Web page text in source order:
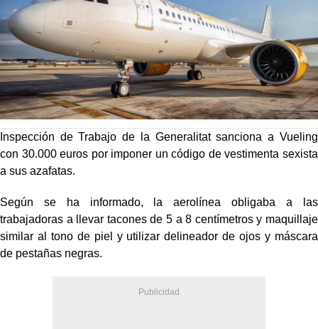
Inspección de Trabajo de la Generalitat sanciona a Vueling
con 30.000 euros por imponer un código de vestimenta sexista
a sus azafatas.
Según se ha informado, la aerolínea obligaba a las
trabajadoras a llevar tacones de 5 a 8 centímetros y maquillaje
similar al tono de piel y utilizar delineador de ojos y máscara
de pestañas negras.